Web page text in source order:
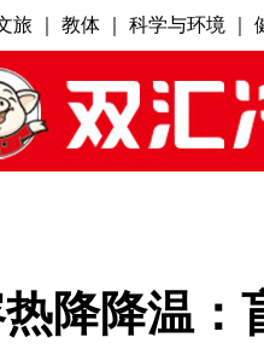
降降温：